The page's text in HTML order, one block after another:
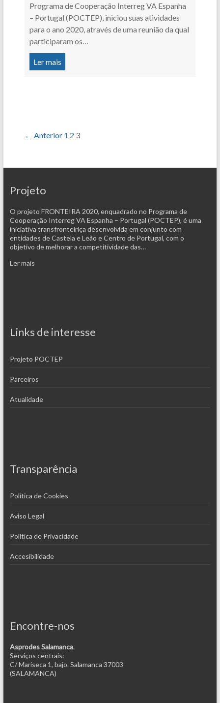
Programa de Cooperação Interreg VA Espanha
– Portugal (POCTEP), iniciou suas atividades
para o ano 2020, através de uma reunião da qual
participaram os…
Ler mais
← Anterior 1 2 3
Projeto
O projeto FRONTEIRA 2020, enquadrado no Programa de
Cooperação Interreg VA Espanha – Portugal (POCTEP), é uma
iniciativa transfronteiriça desenvolvida em conjunto com
entidades de Castela e Leão e Centro de Portugal, com o
objetivo de melhorar a competitividade das…
Ler mais
Links de interesse
Projeto POCTEP
Parceiros
Atualidade
Transparência
Política de Cookies
Aviso Legal
Política de Privacidade
Accesibilidade
Encontre-nos
Asprodes Salamanca.
Serviços centrais:
C/ Mariseca 1, bajo. Salamanca 37003
(SALAMANCA)